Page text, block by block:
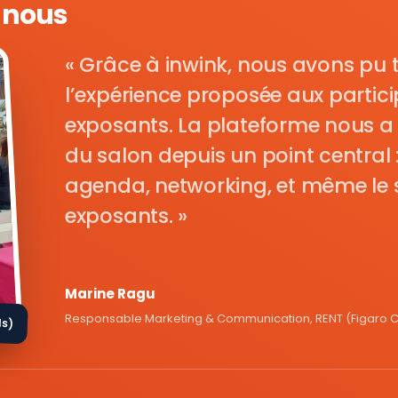
Grâce à inwink, nous avons
l’expérience proposée aux
exposants. La plateforme nous
du salon depuis un point central
agenda, networking, et même le
exposants.
Marine Ragu
Responsable Marketing & Communication, RENT (Figaro